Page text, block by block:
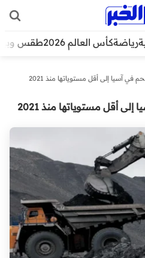
رياضةكأس العالم 2026 طقس
في آسيا إلى أقل مستوياتها منذ 2021
أقل مستوياتها منذ 2021